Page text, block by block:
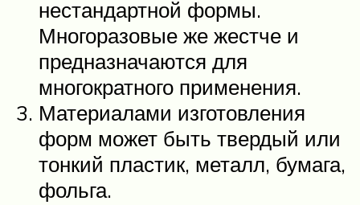
нестандартной формы.
Многоразовые же жестче и
предназначаются для
многократного применения.
Материалами изготовления
форм может быть твердый или
тонкий пластик, металл, бумага,
фольга.